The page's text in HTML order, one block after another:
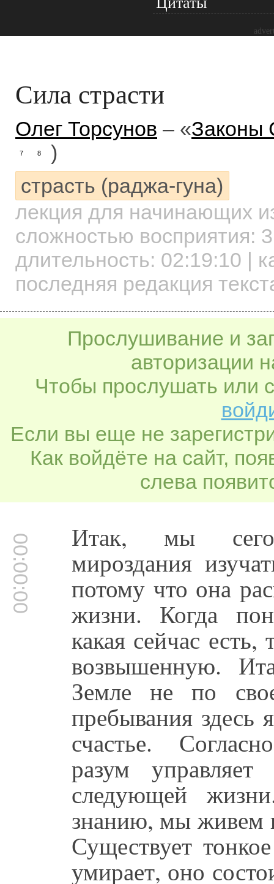
Сила страсти
Олег Торсунов – «Законы
7 8
)
страсть (раджа-гуна)
лекция для начинающих
сложностью восприятия: 3
длительность: 02:19:10 |
последняя редакция
Прослушивание и
авторизации
Чтобы прослушать или
Если вы еще не
Как войдёте на сайт,
слева
00:00:00 Итак, мы
мироздания
потому что она
жизни. Когда
какая сейчас
возвышенную.
Земле не по
пребывания здесь
счастье.
разум
следующей
знанию, мы живем
Существует
умирает, оно